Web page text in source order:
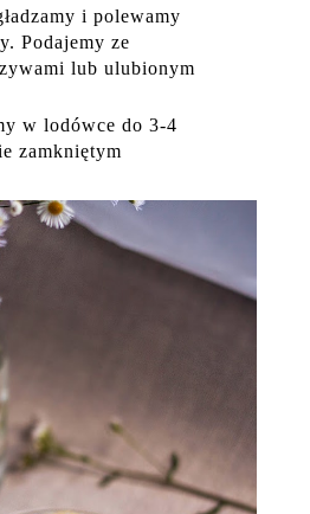
i polewamy
Podajemy ze
lub ulubionym
w lodówce do 3-4
zamkniętym